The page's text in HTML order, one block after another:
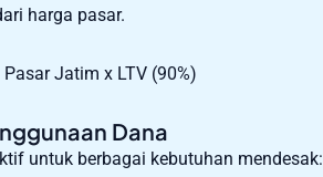
harga pasar.
Jatim x LTV (90%)
Dana
untuk berbagai kebutuhan mendesak: